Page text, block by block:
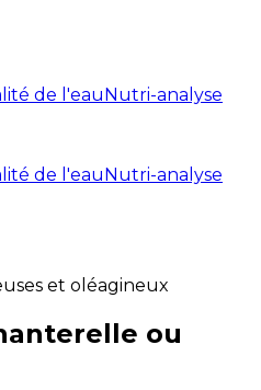
de l'eauNutri-analyse
de l'eauNutri-analyse
et oléagineux
ou